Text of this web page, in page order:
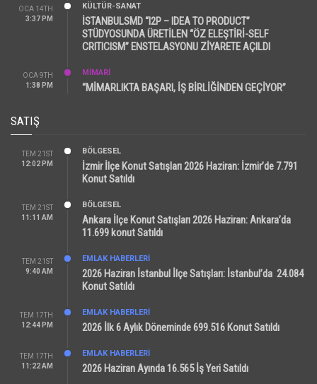
OCA 14TH
3:37 PM
KÜLTÜR-SANAT
İSTANBULSMD “I2P – IDEA TO PRODUCT”
STÜDYOSUNDA ÜRETİLEN “ÖZ ELEŞTİRİ-SELF
CRITICISM” ENSTELASYONU ZİYARETE AÇILDI
OCA 9TH
1:38 PM
MİMARİ
“MİMARLIKTA BAŞARI, İŞ BİRLİĞİNDEN GEÇİYOR”
SATIŞ
TEM 21ST
12:02 PM
BÖLGESEL
İzmir İlçe Konut Satışları 2026 Haziran: İzmir’de 7.791
Konut Satıldı
TEM 21ST
11:11 AM
BÖLGESEL
Ankara İlçe Konut Satışları 2026 Haziran: Ankara’da
11.699 konut Satıldı
TEM 21ST
9:40 AM
EMLAK HABERLERI
2026 Haziran İstanbul İlçe Satışları: İstanbul’da 24.084
Konut Satıldı
TEM 17TH
12:44 PM
EMLAK HABERLERI
2026 İlk 6 Aylık Döneminde 699.516 Konut Satıldı
TEM 17TH
11:22 AM
EMLAK HABERLERI
2026 Haziran Ayında 16.565 İş Yeri Satıldı